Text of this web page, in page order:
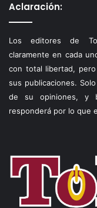
Aclaración:
Los editores de
claramente en cada
con total libertad,
sus publicaciones.
de su opiniones, y
responderá por lo que